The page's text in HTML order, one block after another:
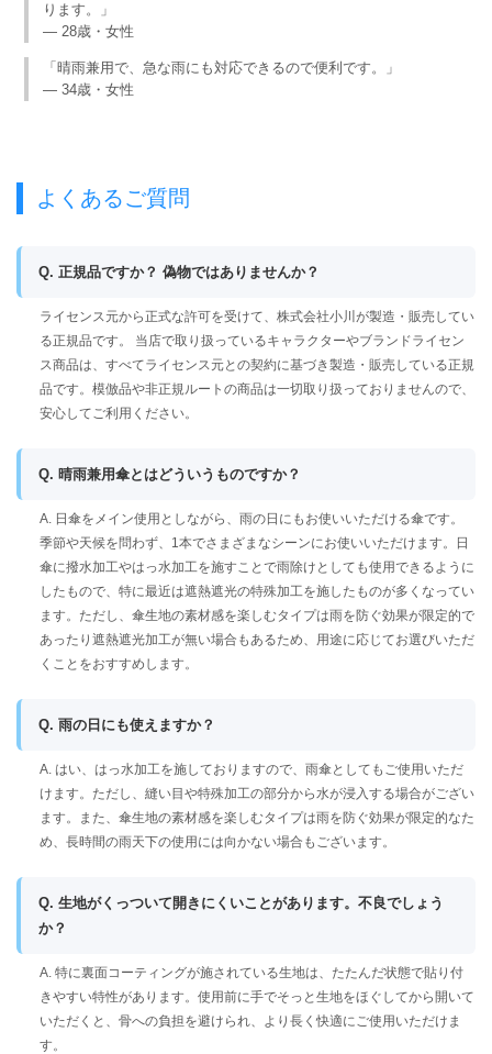
ります。」
— 28歳・女性
「晴雨兼用で、急な雨にも対応できるので便利です。」
— 34歳・女性
よくあるご質問
Q. 正規品ですか？ 偽物ではありませんか？
ライセンス元から正式な許可を受けて、株式会社小川が製造・販売してい
る正規品です。 当店で取り扱っているキャラクターやブランドライセン
ス商品は、すべてライセンス元との契約に基づき製造・販売している正規
品です。模倣品や非正規ルートの商品は一切取り扱っておりませんので、
安心してご利用ください。
Q. 晴雨兼用傘とはどういうものですか？
A. 日傘をメイン使用としながら、雨の日にもお使いいただける傘です。
季節や天候を問わず、1本でさまざまなシーンにお使いいただけます。日
傘に撥水加工やはっ水加工を施すことで雨除けとしても使用できるように
したもので、特に最近は遮熱遮光の特殊加工を施したものが多くなってい
ます。ただし、傘生地の素材感を楽しむタイプは雨を防ぐ効果が限定的で
あったり遮熱遮光加工が無い場合もあるため、用途に応じてお選びいただ
くことをおすすめします。
Q. 雨の日にも使えますか？
A. はい、はっ水加工を施しておりますので、雨傘としてもご使用いただ
けます。ただし、縫い目や特殊加工の部分から水が浸入する場合がござい
ます。また、傘生地の素材感を楽しむタイプは雨を防ぐ効果が限定的なた
め、長時間の雨天下の使用には向かない場合もございます。
Q. 生地がくっついて開きにくいことがあります。不良でしょう
か？
A. 特に裏面コーティングが施されている生地は、たたんだ状態で貼り付
きやすい特性があります。使用前に手でそっと生地をほぐしてから開いて
いただくと、骨への負担を避けられ、より長く快適にご使用いただけま
す。